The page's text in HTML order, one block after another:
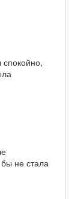
не стала